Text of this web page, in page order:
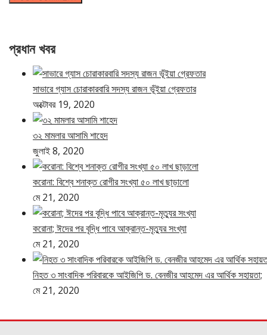
প্রধান খবর
সাভারে গ্যাস চোরাকারবারি সদস্য রাজন ভূঁইয়া গ্রেফতার
অক্টোবর 19, 2020
৩২ মামলার আসামি শাহেদ
জুলাই 8, 2020
করোনা: বিশ্বে শনাক্ত রোগীর সংখ্যা ৫০ লাখ ছাড়ালো
মে 21, 2020
করোনা; ঈদের পর বৃদ্ধি পাবে আক্রান্ত-মৃত্যুর সংখ্যা
মে 21, 2020
নিহত ৩ সাংবাদিক পরিবারকে আইজিপি ড. বেনজীর আহমেদ এর আর্থিক সহায়তা;
মে 21, 2020